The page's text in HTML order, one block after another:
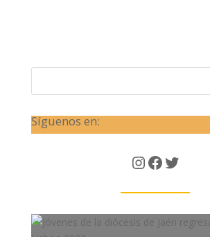
Síguenos en:
Instagram
Facebook
Twitter